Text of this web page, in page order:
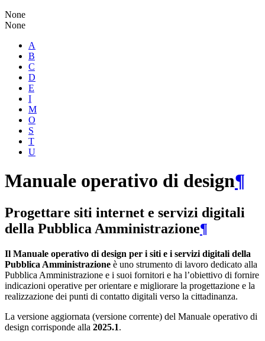
None
None
A
B
C
D
E
I
M
O
S
T
U
Manuale operativo di design¶
Progettare siti internet e servizi digitali
della Pubblica Amministrazione¶
Il Manuale operativo di design per i siti e i servizi digitali della
Pubblica Amministrazione è uno strumento di lavoro dedicato alla
Pubblica Amministrazione e i suoi fornitori e ha l’obiettivo di fornire
indicazioni operative per orientare e migliorare la progettazione e la
realizzazione dei punti di contatto digitali verso la cittadinanza.
La versione aggiornata (versione corrente) del Manuale operativo di
design corrisponde alla 2025.1.